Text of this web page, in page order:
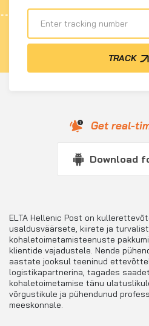
TRACK
Get real-
Download
ELTA Hellenic Post on
usaldusväärsete, kiirete ja
kohaletoimetamisteenuste
klientide vajadustele. Nende
aastate jooksul teeninud
logistikapartnerina, tagades
kohaletoimetamise tänu
võrgustikule ja pühendunud
meeskonnale.